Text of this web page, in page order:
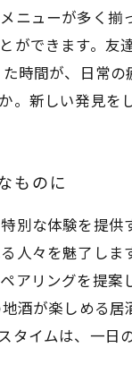
ニューが多く
ができます。
時間が、日常
新しい発見を
ものに
別な体験を提
人々を魅了し
アリングを提
酒が楽しめる
イムは、一日